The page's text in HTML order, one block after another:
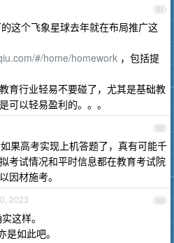
51
这个飞象星球去年就在布局推广这
#/home/homework ，包括提
育行业轻易不要碰了，尤其是基础教
可以轻易盈利的。。。
52
果高考实现上机答题了，真有可能千
考试情况和平时信息都在教育考试院
因材施考。
53
2023
这样。
是如此吧。